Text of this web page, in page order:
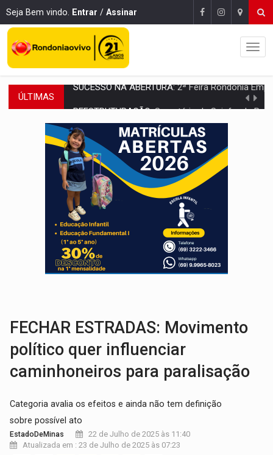
Seja Bem vindo. Entrar / Assinar
ÚLTIMAS Secretário da Seinfra de Porto Velho pede
SAÚDE INDÍGENA:Pirahã terão consultas e exames especializados durante
ECONOMIA:Dia dos pais deve movimentar R$ 8,5 bilhões e RO
DIA DOS PAIS:Bailarina da Praça organiza celebração gratuita
VÍDEO:Perseguição a embarcação no rio Madeira termina com
MEGA SENA: Prêmio acumula para R$ 165
Publicação Legal: AVISO DE LICITAÇÃO: PREGÃO ELETRÔNICO Nº
PROVA CONTÁBIL: UNNESA apresenta documentos e questiona
FECHAR ESTRADAS: Movimento
político quer influenciar
caminhoneiros para paralisação
Categoria avalia os efeitos e ainda não tem definição
sobre possível ato
EstadoDeMinas
22 de Julho de 2025 às 11:40
Atualizada em : 23 de Julho de 2025 às 07:23